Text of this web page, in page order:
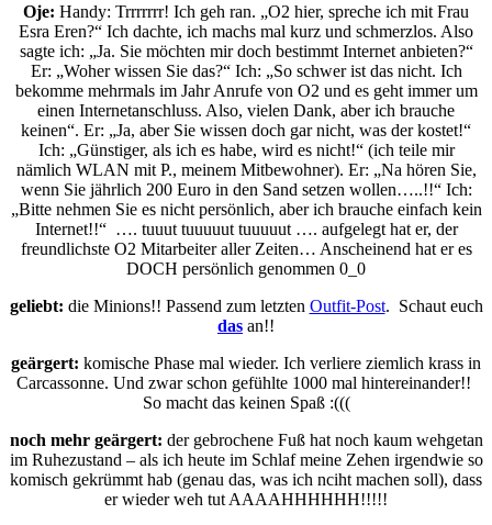
Oje: Handy: Trrrrrrr! Ich geh ran. „O2 hier, spreche ich mit Frau
Esra Eren?“ Ich dachte, ich machs mal kurz und schmerzlos. Also
sagte ich: „Ja. Sie möchten mir doch bestimmt Internet anbieten?“
Er: „Woher wissen Sie das?“ Ich: „So schwer ist das nicht. Ich
bekomme mehrmals im Jahr Anrufe von O2 und es geht immer um
einen Internetanschluss. Also, vielen Dank, aber ich brauche
keinen“. Er: „Ja, aber Sie wissen doch gar nicht, was der kostet!“
Ich: „Günstiger, als ich es habe, wird es nicht!“ (ich teile mir
nämlich WLAN mit P., meinem Mitbewohner). Er: „Na hören Sie,
wenn Sie jährlich 200 Euro in den Sand setzen wollen…..!!“ Ich:
„Bitte nehmen Sie es nicht persönlich, aber ich brauche einfach kein
Internet!!“ …. tuuut tuuuuut tuuuuut …. aufgelegt hat er, der
freundlichste O2 Mitarbeiter aller Zeiten… Anscheinend hat er es
DOCH persönlich genommen 0_0
geliebt: die Minions!! Passend zum letzten Outfit-Post. Schaut euch
das an!!
geärgert: komische Phase mal wieder. Ich verliere ziemlich krass in
Carcassonne. Und zwar schon gefühlte 1000 mal hintereinander!!
So macht das keinen Spaß :(((
noch mehr geärgert: der gebrochene Fuß hat noch kaum wehgetan
im Ruhezustand – als ich heute im Schlaf meine Zehen irgendwie so
komisch gekrümmt hab (genau das, was ich nciht machen soll), dass
er wieder weh tut AAAAHHHHHH!!!!!